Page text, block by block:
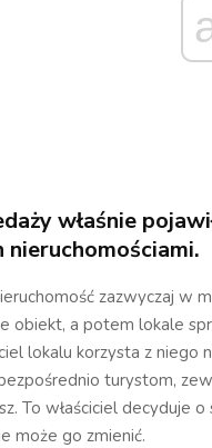
właśnie
nieruchomościami.
zazwyczaj w
obiekt, a potem lokale
lokalu korzysta z
turystom,
To właściciel
może go zmienić.